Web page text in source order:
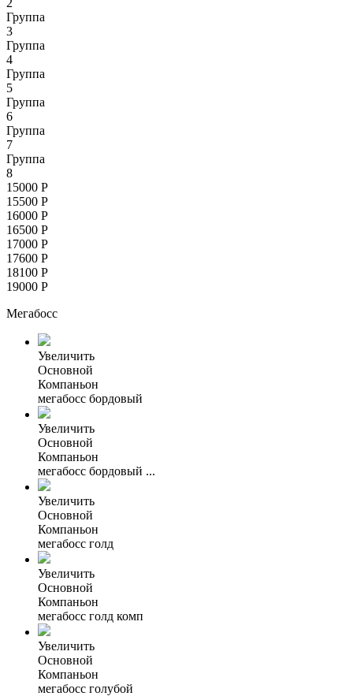
2
Группа
3
Группа
4
Группа
5
Группа
6
Группа
7
Группа
8
15000 Р
15500 Р
16000 Р
16500 Р
17000 Р
17600 Р
18100 Р
19000 Р
Мегабосс
Увеличить
Основной
Компаньон
мегабосс бордовый
Увеличить
Основной
Компаньон
мегабосс бордовый ...
Увеличить
Основной
Компаньон
мегабосс голд
Увеличить
Основной
Компаньон
мегабосс голд комп
Увеличить
Основной
Компаньон
мегабосс голубой